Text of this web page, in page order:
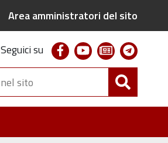
Area amministratori del sito
Seguici su facebookyoutubenewsletter
Cerca
nel
sito